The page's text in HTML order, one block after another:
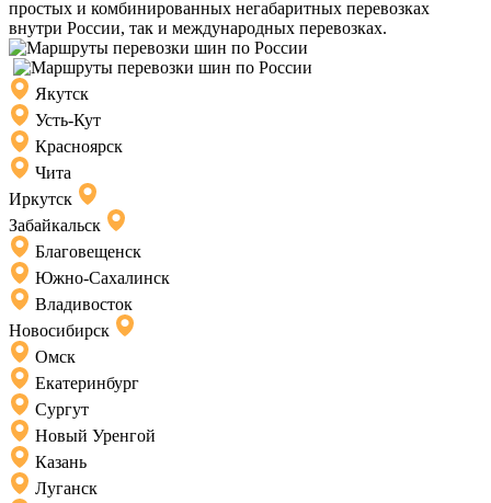
простых и комбинированных негабаритных перевозках
внутри России, так и международных перевозках.
Якутск
Усть-Кут
Красноярск
Чита
Иркутск
Забайкальск
Благовещенск
Южно-Сахалинск
Владивосток
Новосибирск
Омск
Екатеринбург
Сургут
Новый Уренгой
Казань
Луганск